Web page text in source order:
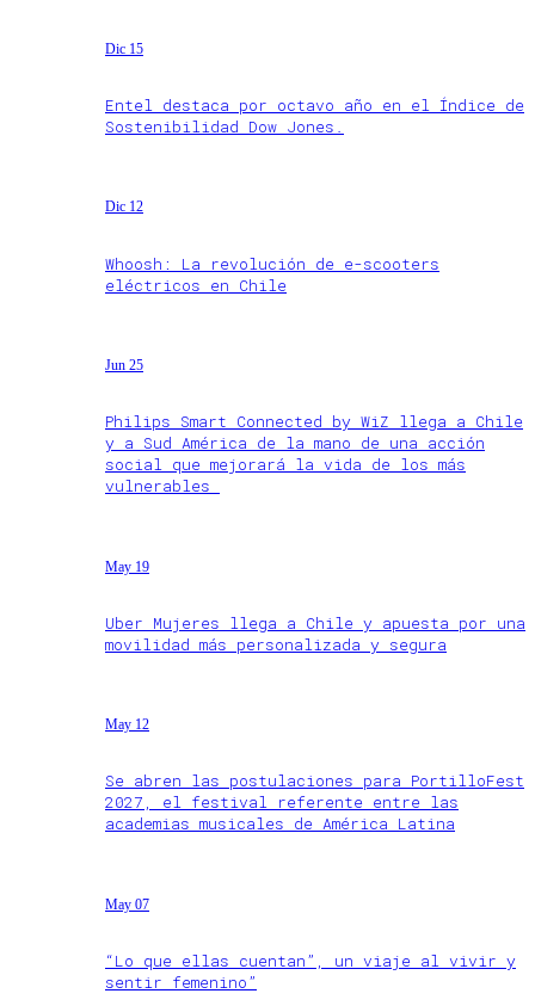
Dic 15
Entel destaca por octavo año en el Índice de
Sostenibilidad Dow Jones.
Dic 12
Whoosh: La revolución de e-scooters
eléctricos en Chile
Jun 25
Philips Smart Connected by WiZ llega a Chile
y a Sud América de la mano de una acción
social que mejorará la vida de los más
vulnerables
May 19
Uber Mujeres llega a Chile y apuesta por una
movilidad más personalizada y segura
May 12
Se abren las postulaciones para PortilloFest
2027, el festival referente entre las
academias musicales de América Latina
May 07
“Lo que ellas cuentan”, un viaje al vivir y
sentir femenino”